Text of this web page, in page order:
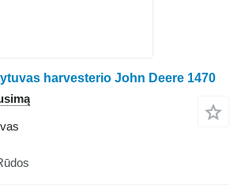
harvesterio John Deere 1470